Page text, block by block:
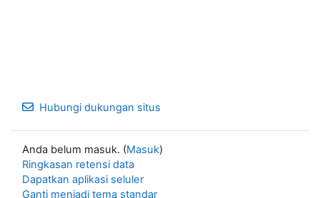
Hubungi dukungan situs
Anda belum masuk. (Masuk)
Ringkasan retensi data
Dapatkan aplikasi seluler
Ganti menjadi tema standar